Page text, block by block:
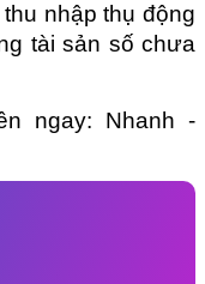
nhập thụ động
tài sản số chưa
ngay: Nhanh -